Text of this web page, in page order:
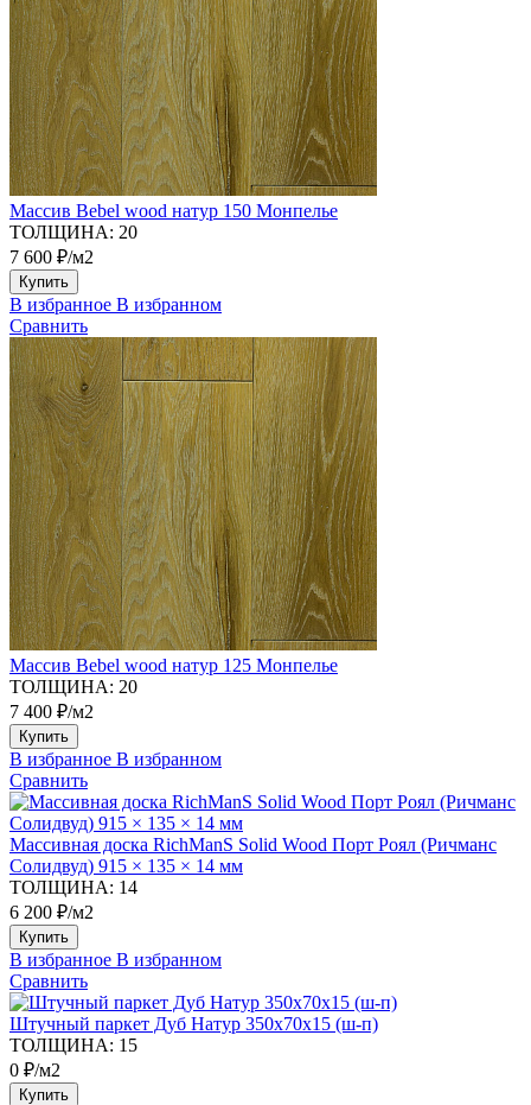
Массив Bebel wood натур 150 Монпелье
ТОЛЩИНА: 20
7 600 ₽/м2
Купить
В избранное В избранном
Сравнить
Массив Bebel wood натур 125 Монпелье
ТОЛЩИНА: 20
7 400 ₽/м2
Купить
В избранное В избранном
Сравнить
Массивная доска RichManS Solid Wood Порт Роял (Ричманс
Солидвуд) 915 × 135 × 14 мм
ТОЛЩИНА: 14
6 200 ₽/м2
Купить
В избранное В избранном
Сравнить
Штучный паркет Дуб Натур 350х70х15 (ш-п)
ТОЛЩИНА: 15
0 ₽/м2
Купить